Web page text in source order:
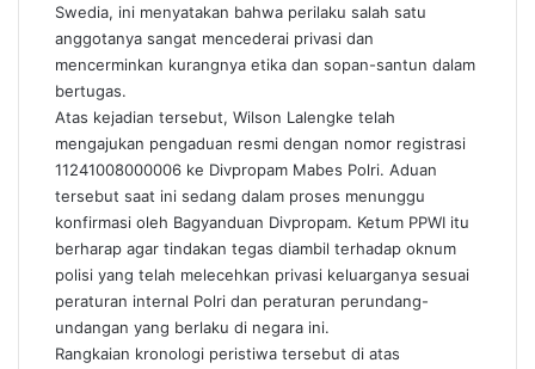
Swedia, ini menyatakan bahwa perilaku salah satu
anggotanya sangat mencederai privasi dan
mencerminkan kurangnya etika dan sopan-santun dalam
bertugas.
Atas kejadian tersebut, Wilson Lalengke telah
mengajukan pengaduan resmi dengan nomor registrasi
11241008000006 ke Divpropam Mabes Polri. Aduan
tersebut saat ini sedang dalam proses menunggu
konfirmasi oleh Bagyanduan Divpropam. Ketum PPWI itu
berharap agar tindakan tegas diambil terhadap oknum
polisi yang telah melecehkan privasi keluarganya sesuai
peraturan internal Polri dan peraturan perundang-
undangan yang berlaku di negara ini.
Rangkaian kronologi peristiwa tersebut di atas